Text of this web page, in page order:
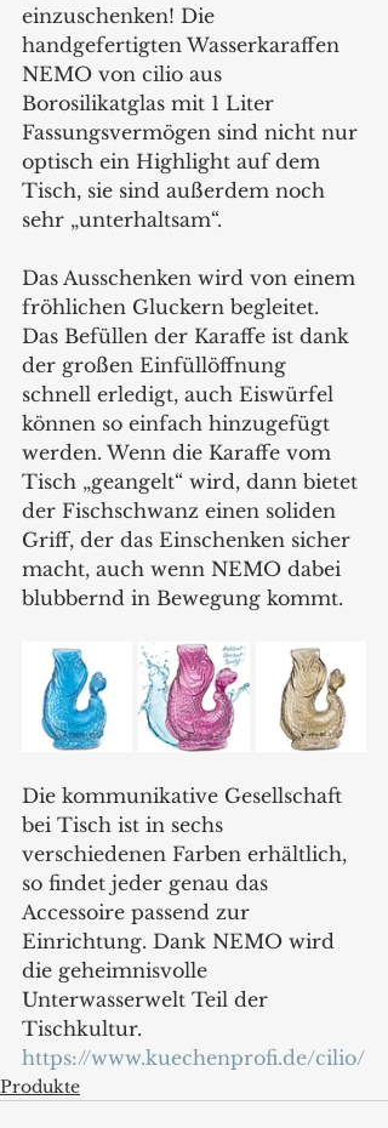
einzuschenken! Die
handgefertigten Wasserkaraffen
NEMO von cilio aus
Borosilikatglas mit 1 Liter
Fassungsvermögen sind nicht nur
optisch ein Highlight auf dem
Tisch, sie sind außerdem noch
sehr „unterhaltsam“.
Das Ausschenken wird von einem
fröhlichen Gluckern begleitet.
Das Befüllen der Karaffe ist dank
der großen Einfüllöffnung
schnell erledigt, auch Eiswürfel
können so einfach hinzugefügt
werden. Wenn die Karaffe vom
Tisch „geangelt“ wird, dann bietet
der Fischschwanz einen soliden
Griff, der das Einschenken sicher
macht, auch wenn NEMO dabei
blubbernd in Bewegung kommt.
Die kommunikative Gesellschaft
bei Tisch ist in sechs
verschiedenen Farben erhältlich,
so findet jeder genau das
Accessoire passend zur
Einrichtung. Dank NEMO wird
die geheimnisvolle
Unterwasserwelt Teil der
Tischkultur.
https://www.kuechenprofi.de/cilio/
Produkte